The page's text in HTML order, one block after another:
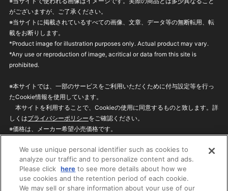
がございますが、ご了承ください。
※当サイトに掲載されているすべての画像、文章、データ等の無断転用、転
載をお断りします。
*Product image for illustration purposes only. Actual product may vary.
*Any use or reproduction of image, acritical or data from this site is
prohibited.
※本サイトでは、一部のサービスをご利用いただくために付与設定等を行っ
たCookie情報を使用しています。
本サイトを利用することで、Cookieの使用に同意するものと致します。詳
しくはプライバシーポリシーをご確認ください。
※価格は、メーカー希望小売価格です。
ざいますのでご了承ください。
privacypolicy
Do Not Sell or Share My
Personal Information
We use unique personal identifier such as cookies to
analyze our traffic and to personalize content and ads.
Please click here to see more details about how we
use cookies and the retention period of each cookie.
We may sell or share information about your use of our